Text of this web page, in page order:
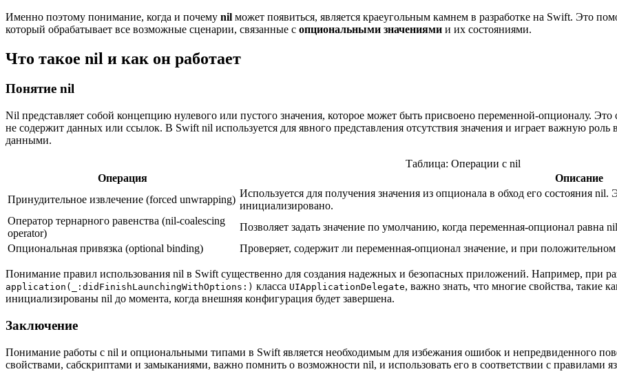
Именно поэтому понимание, когда и почему nil может появиться, является краеугольным камнем в разработке на Swift. Это
который обрабатывает все возможные сценарии, связанные с опциональными значениями и их состояниями.
Что такое nil и как он работает
Понятие nil
Nil представляет собой концепцию нулевого или пустого значения, которое может быть присвоено переменной-опционалу.
не содержит данных или ссылок. В Swift nil используется для явного представления отсутствия значения и играет важную роль
данными.
Таблица: Операции с nil
Операция
Описание
Принудительное извлечение (forced unwrapping)
Используется для получения значения из опционала в обход его состояния
инициализировано.
Оператор тернарного равенства (nil-coalescing
operator)
Позволяет задать значение по умолчанию, когда переменная-опционал равна
Опциональная привязка (optional binding)
Проверяет, содержит ли переменная-опционал значение, и при положительном
Понимание правил использования nil в Swift существенно для создания надежных и безопасных приложений. Например, при
application(_:didFinishLaunchingWithOptions:) класса UIApplicationDelegate, важно знать, что многие свойства, такие
инициализированы nil до момента, когда внешняя конфигурация будет завершена.
Заключение
Понимание работы с nil и опциональными типами в Swift является необходимым для избежания ошибок и непредвиденного
свойствами, сабскриптами и замыканиями, важно помнить о возможности nil, и использовать его в соответствии с правилами